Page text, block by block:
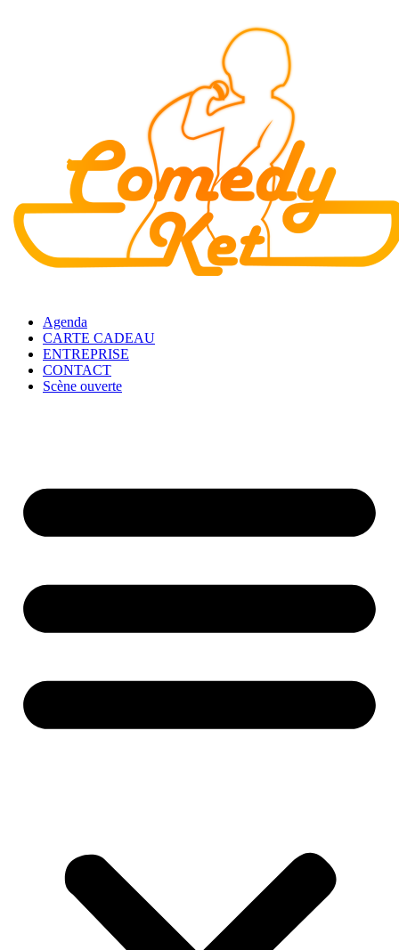
Agenda
CARTE CADEAU
ENTREPRISE
CONTACT
Scène ouverte